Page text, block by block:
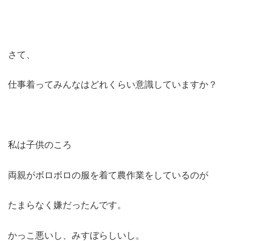
さて、
仕事着ってみんなはどれくらい意識していますか？
私は子供のころ
両親がボロボロの服を着て農作業をしているのが
たまらなく嫌だったんです。
かっこ悪いし、みすぼらしいし。